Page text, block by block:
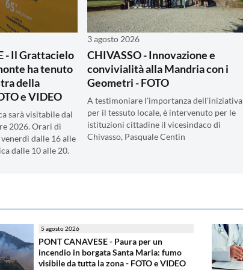
- Il Grattacielo
ha tenuto
della
e VIDEO
sarà visitabile dal
2026. Orari di
dalle 16 alle
dalle 10 alle 20.
3 agosto 2026
CHIVASSO - Innovazione e
convivialità alla Mandria con i
Geometri - FOTO
A testimoniare l'importanza dell'iniziativa
per il tessuto locale, è intervenuto per le
istituzioni cittadine il vicesindaco di
Chivasso, Pasquale Centin
5 agosto 2026
PONT CANAVESE - Paura per un
incendio in borgata Santa Maria: fumo
visibile da tutta la zona - FOTO e VIDEO